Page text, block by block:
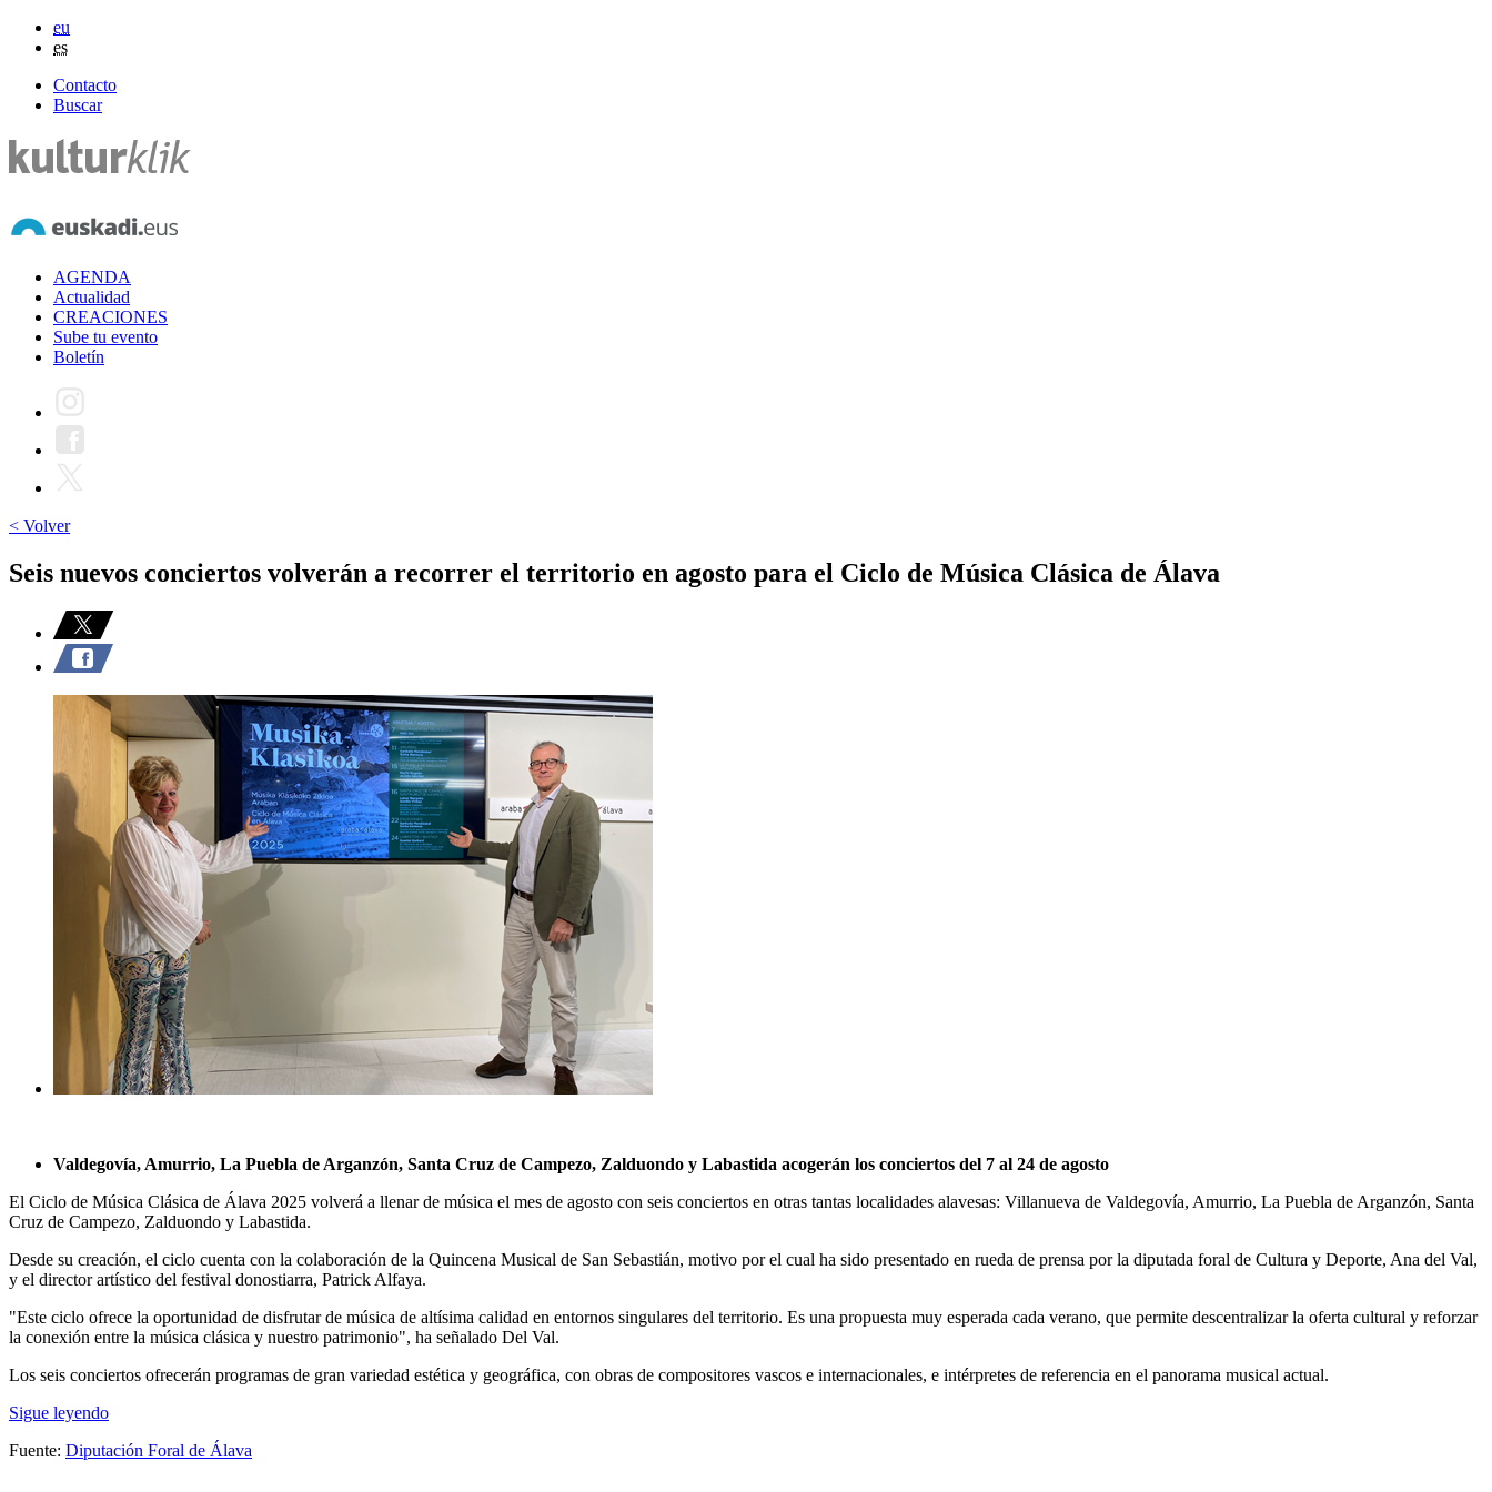
eu
es
Contacto
Buscar
AGENDA
Actualidad
CREACIONES
Sube tu evento
Boletín
< Volver
Seis nuevos conciertos volverán a recorrer el territorio en agosto para el Ciclo de Música Clásica de Álava
Valdegovía, Amurrio, La Puebla de Arganzón, Santa Cruz de Campezo, Zalduondo y Labastida acogerán los conciertos del 7 al 24 de agosto
El Ciclo de Música Clásica de Álava 2025 volverá a llenar de música el mes de agosto con seis conciertos en otras tantas localidades alavesas: Villanueva de Valdegovía, Amurrio, La Puebla de Arganzón, Santa
Cruz de Campezo, Zalduondo y Labastida.
Desde su creación, el ciclo cuenta con la colaboración de la Quincena Musical de San Sebastián, motivo por el cual ha sido presentado en rueda de prensa por la diputada foral de Cultura y Deporte, Ana del Val,
y el director artístico del festival donostiarra, Patrick Alfaya.
"Este ciclo ofrece la oportunidad de disfrutar de música de altísima calidad en entornos singulares del territorio. Es una propuesta muy esperada cada verano, que permite descentralizar la oferta cultural y reforzar
la conexión entre la música clásica y nuestro patrimonio", ha señalado Del Val.
Los seis conciertos ofrecerán programas de gran variedad estética y geográfica, con obras de compositores vascos e internacionales, e intérpretes de referencia en el panorama musical actual.
Sigue leyendo
Fuente: Diputación Foral de Álava